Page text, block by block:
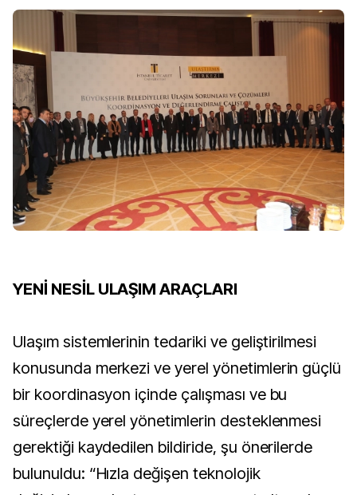
YENİ NESİL ULAŞIM ARAÇLARI
Ulaşım sistemlerinin tedariki ve geliştirilmesi
konusunda merkezi ve yerel yönetimlerin güçlü
bir koordinasyon içinde çalışması ve bu
süreçlerde yerel yönetimlerin desteklenmesi
gerektiği kaydedilen bildiride, şu önerilerde
bulunuldu: “Hızla değişen teknolojik